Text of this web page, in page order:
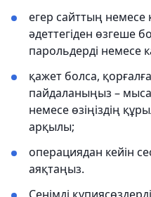
егер сайттың
әдеттегіден өзгеше
парольдерді немесе
қажет болса,
пайдаланыңыз –
немесе өзіңіздің
арқылы;
операциядан кейін
аяқтаңыз.